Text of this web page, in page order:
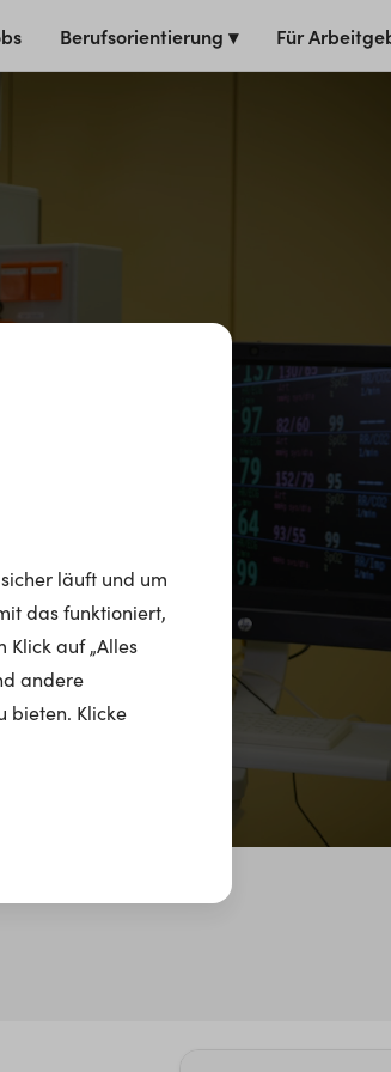
Berufsorientierung ▾ Für
läuft und um
das funktioniert,
auf „Alles
andere
bieten. Klicke